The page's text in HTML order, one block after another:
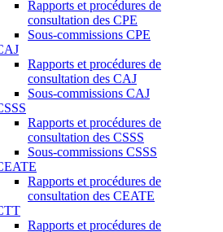
Rapports et procédures de
consultation des CPE
Sous-commissions CPE
Rapports et procédures de
consultation des CAJ
Sous-commissions CAJ
Rapports et procédures de
consultation des CSSS
Sous-commissions CSSS
Rapports et procédures de
consultation des CEATE
Rapports et procédures de